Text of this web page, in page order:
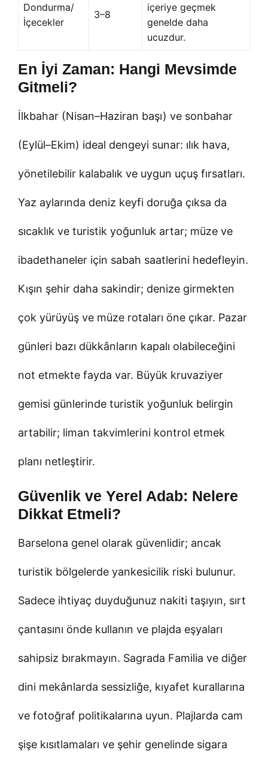
Dondurma/
İçecekler
3–8
içeriye geçmek
genelde daha
ucuzdur.
En İyi Zaman: Hangi Mevsimde
Gitmeli?
İlkbahar (Nisan–Haziran başı) ve sonbahar
(Eylül–Ekim) ideal dengeyi sunar: ılık hava,
yönetilebilir kalabalık ve uygun uçuş fırsatları.
Yaz aylarında deniz keyfi doruğa çıksa da
sıcaklık ve turistik yoğunluk artar; müze ve
ibadethaneler için sabah saatlerini hedefleyin.
Kışın şehir daha sakindir; denize girmekten
çok yürüyüş ve müze rotaları öne çıkar. Pazar
günleri bazı dükkânların kapalı olabileceğini
not etmekte fayda var. Büyük kruvaziyer
gemisi günlerinde turistik yoğunluk belirgin
artabilir; liman takvimlerini kontrol etmek
planı netleştirir.
Güvenlik ve Yerel Adab: Nelere
Dikkat Etmeli?
Barselona genel olarak güvenlidir; ancak
turistik bölgelerde yankesicilik riski bulunur.
Sadece ihtiyaç duyduğunuz nakiti taşıyın, sırt
çantasını önde kullanın ve plajda eşyaları
sahipsiz bırakmayın. Sagrada Familia ve diğer
dini mekânlarda sessizliğe, kıyafet kurallarına
ve fotoğraf politikalarına uyun. Plajlarda cam
şişe kısıtlamaları ve şehir genelinde sigara